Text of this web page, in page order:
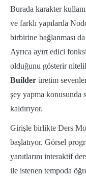
Burada karakter
ve farklı yapılarda
birbirine bağlanması
Ayrıca ayırt edici
olduğunu gösterir
Builder üretim
şey yapma konusunda
kaldırıyor.
Girişle birlikte Ders
başlatıyor. Görsel
yanıtlarını interaktif
ile istenen tempoda